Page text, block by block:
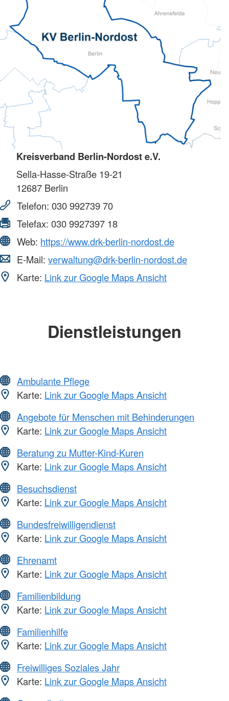
Kreisverband Berlin-Nordost e.V.
Sella-Hasse-Straße 19-21
12687 Berlin
Telefon: 030 992739 70
Telefax: 030 9927397 18
Web: https://www.drk-berlin-nordost.de
E-Mail: verwaltung@drk-berlin-nordost.de
Karte: Link zur Google Maps Ansicht
Dienstleistungen
Ambulante Pflege
Karte: Link zur Google Maps Ansicht
Angebote für Menschen mit Behinderungen
Karte: Link zur Google Maps Ansicht
Beratung zu Mutter-Kind-Kuren
Karte: Link zur Google Maps Ansicht
Besuchsdienst
Karte: Link zur Google Maps Ansicht
Bundesfreiwilligendienst
Karte: Link zur Google Maps Ansicht
Ehrenamt
Karte: Link zur Google Maps Ansicht
Familienbildung
Karte: Link zur Google Maps Ansicht
Familienhilfe
Karte: Link zur Google Maps Ansicht
Freiwilliges Soziales Jahr
Karte: Link zur Google Maps Ansicht